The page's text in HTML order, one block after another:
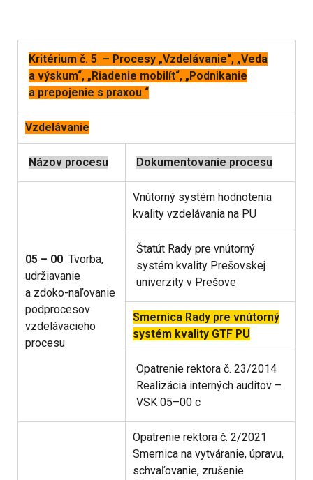
Kritérium č. 5 – Procesy „Vzdelávanie“, „Veda
a výskum“, „Riadenie mobilít“, „Podnikanie
a prepojenie s praxou “
Vzdelávanie
Názov procesu Dokumentovanie procesu
05 – 00 Tvorba,
udržiavanie
a zdoko-naľovanie
podprocesov
vzdelávacieho
procesu
Vnútorný systém hodnotenia
kvality vzdelávania na PU
Štatút Rady pre vnútorný
systém kvality Prešovskej
univerzity v Prešove
Smernica Rady pre vnútorný
systém kvality GTF PU
Opatrenie rektora č. 23/2014
Realizácia interných auditov –
VSK 05–00 c
Opatrenie rektora č. 2/2021
Smernica na vytváranie, úpravu,
schvaľovanie, zrušenie